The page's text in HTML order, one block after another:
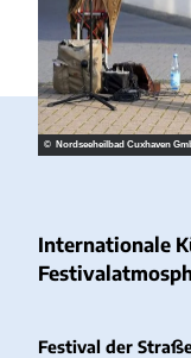
Internationale
Festival der
© Nordseeheilbad Cuxhaven